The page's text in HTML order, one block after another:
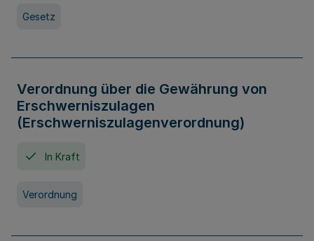
Gesetz
Verordnung über die Gewährung von
Erschwerniszulagen
(Erschwerniszulagenverordnung)
In Kraft
Verordnung